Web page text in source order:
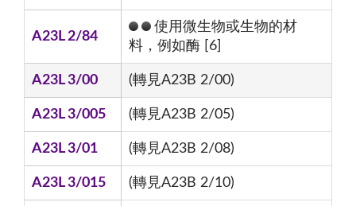
A23L 2/84
使用微生物或生物的材
料，例如酶 [6]
A23L 3/00 (轉見A23B 2/00)
A23L 3/005 (轉見A23B 2/05)
A23L 3/01 (轉見A23B 2/08)
A23L 3/015 (轉見A23B 2/10)